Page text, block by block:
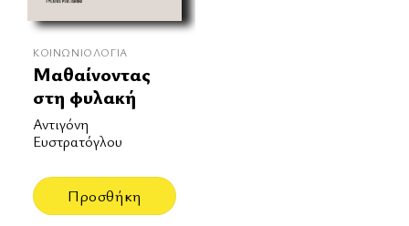
ΚΟΙΝΩΝΙΟΛΟΓΊΑ
Μαθαίνοντας
στη φυλακή
Αντιγόνη
Ευστρατόγλου
Προσθήκη